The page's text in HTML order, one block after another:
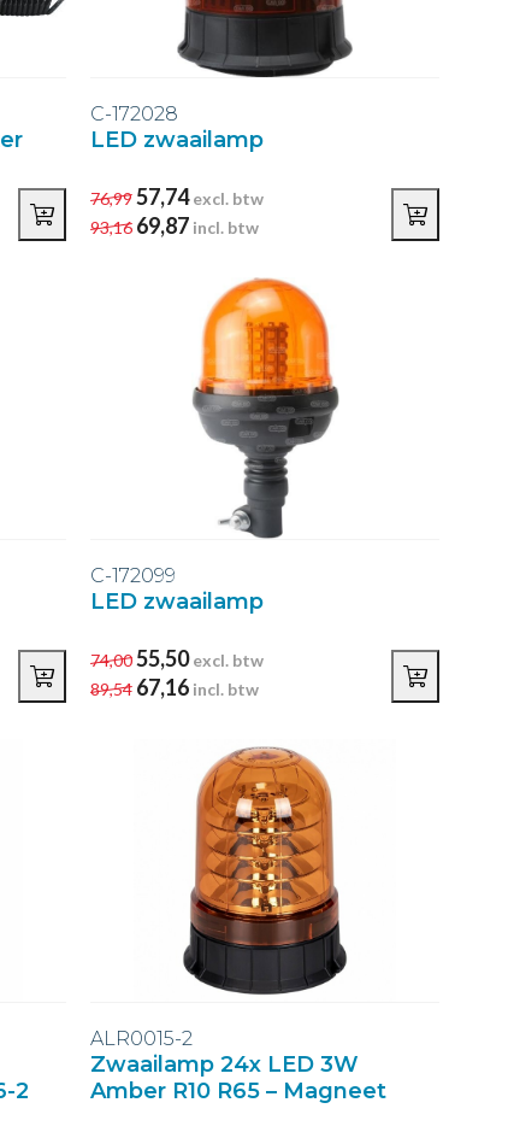
C-172028
LED zwaailamp
76,9957,74excl. btw
93,16 69,87 incl. btw
C-172099
LED zwaailamp
74,0055,50excl. btw
89,54 67,16 incl. btw
2
ALR0015-2
Zwaailamp 24x LED 3W
Amber R10 R65 – Magneet